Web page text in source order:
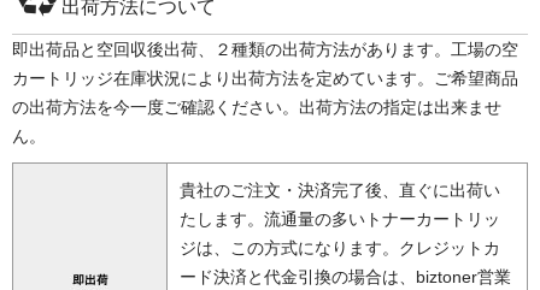
出荷方法について
即出荷品と空回収後出荷、２種類の出荷方法があります。工場の空
カートリッジ在庫状況により出荷方法を定めています。ご希望商品
の出荷方法を今一度ご確認ください。出荷方法の指定は出来ませ
ん。
貴社のご注文・決済完了後、直ぐに出荷い
たします。流通量の多いトナーカートリッ
ジは、この方式になります。クレジットカ
ード決済と代金引換の場合は、biztoner営業